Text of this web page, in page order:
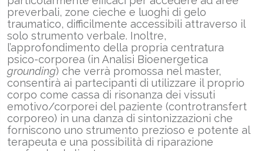
preverbali, zone cieche e luoghi di gelo
traumatico, difficilmente accessibili attraverso il
solo strumento verbale. Inoltre,
l’approfondimento della propria centratura
psico-corporea (in Analisi Bioenergetica
grounding) che verrà promossa nel master,
consentirà ai partecipanti di utilizzare il proprio
corpo come cassa di risonanza dei vissuti
emotivo/corporei del paziente (controtransfert
corporeo) in una danza di sintonizzazioni che
forniscono uno strumento prezioso e potente al
terapeuta e una possibilità di riparazione